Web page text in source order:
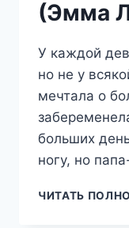
(Эмма
У каждой
но не у
мечтала о
больших
ногу, но
ЧИТАТЬ